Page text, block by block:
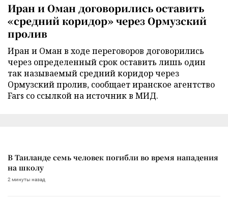
Иран и Оман договорились оставить
«средний коридор» через Ормузский
пролив
Иран и Оман в ходе переговоров договорились
через определенный срок оставить лишь один
так называемый средний коридор через
Ормузский пролив, сообщает иранское агентство
Fars со ссылкой на источник в МИД.
В Таиланде семь человек погибли во время нападения
на школу
2 минуты назад